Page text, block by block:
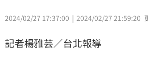
2024/02/27 17:37:00 2024/02/27 21:59:20
記者楊雅芸／台北報導